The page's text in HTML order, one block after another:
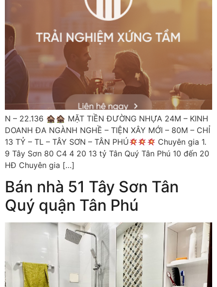
N – 22.136 🏚🏚 MẶT TIỀN ĐƯỜNG NHỰA 24M – KINH
DOANH ĐA NGÀNH NGHỀ – TIỆN XÂY MỚI – 80M – CHỈ
13 TỶ – TL – TÂY SƠN – TÂN PHÚ
Chuyên gia 1.
9 Tây Sơn 80 C4 4 20 13 tỷ Tân Quý Tân Phú 10 đến 20
HĐ Chuyên gia […]
Bán nhà 51 Tây Sơn Tân
Quý quận Tân Phú